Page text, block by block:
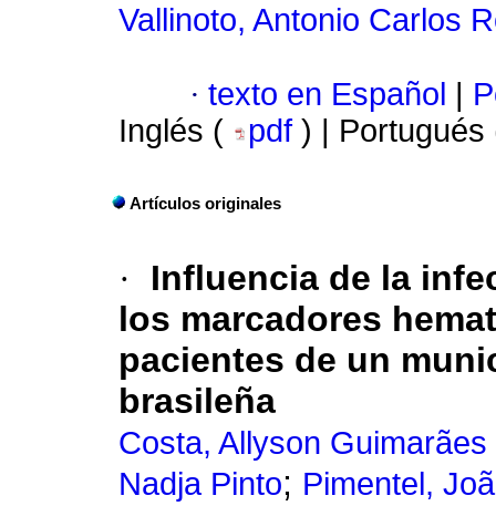
Vallinoto, Antonio Carlos
· texto en Español
Inglés (
pdf ) |
Artículos originales
·
Influencia de la
los marcadores
pacientes de un
brasileña
Costa, Allyson Guimarães
Nadja Pinto; Pimentel,